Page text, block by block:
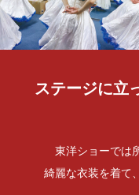
ステージに立
東洋ショーでは
綺麗な衣装を着て